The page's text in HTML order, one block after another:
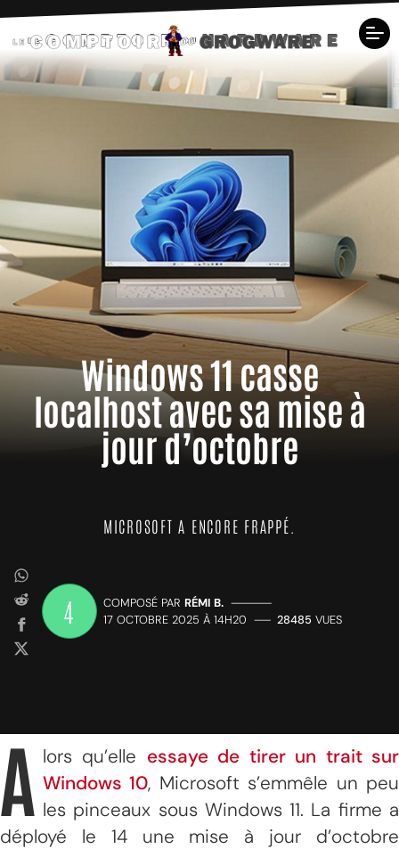
Windows 11 casse
localhost avec sa mise à
jour d’octobre
MICROSOFT A ENCORE FRAPPÉ.
4 COMPOSÉ PAR RÉMI B. —————
17 OCTOBRE 2025 À 14H20 —— 28485 VUES
A lors qu’elle essaye de tirer un trait sur
Windows 10, Microsoft s’emmêle un peu
les pinceaux sous Windows 11. La firme a
déployé le 14 une mise à jour d’octobre